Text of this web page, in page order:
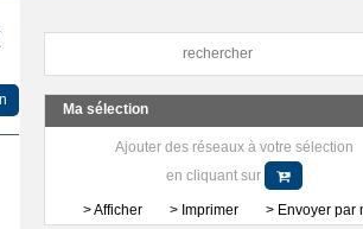
Ma sélection
Ajouter des réseaux à votre sélection
en cliquant sur
> Afficher > Imprimer > Envoyer par